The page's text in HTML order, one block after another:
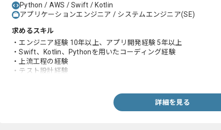
Python / AWS / Swift / Kotlin
アプリケーションエンジニア / システムエンジニア(SE)
求めるスキル
・エンジニア経験 10年以上、アプリ開発経験 5年以上
・Swift、Kotlin、Pythonを用いたコーディング経験
・上流工程の経験
・テスト設計経験
詳細を見る